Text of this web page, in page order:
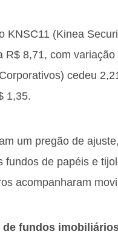
KNSC11 (Kinea
R$ 8,71, com
cedeu
1,35.
um pregão de
fundos de papéis e
acompanharam
de fundos